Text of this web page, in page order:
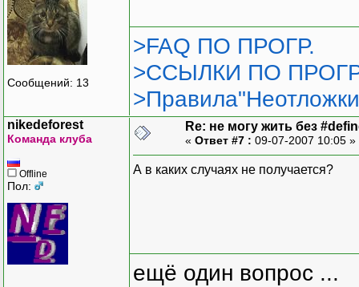
Сообщений: 13
>FAQ ПО ПРОГР.
>ССЫЛКИ ПО
nikedeforest
Команда клуба
Offline
Пол:
Re: не могу жить без
« Ответ #7 : 09-07-2007 10:05 »
А в каких случаях не получается?
ещё один вопрос ...